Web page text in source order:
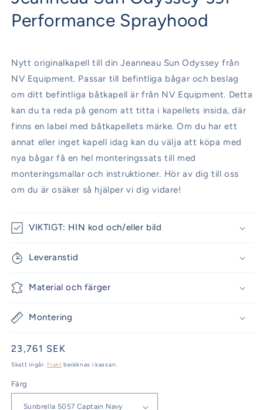
Performance Sprayhood
Nytt originalkapell till din Jeanneau Sun Odyssey från
NV Equipment. Passar till befintliga bågar och beslag
om ditt befintliga båtkapell är från NV Equipment. Detta
kan du ta reda på genom att titta i kapellets insida, där
finns en label med båtkapellets märke. Om du har ett
annat eller inget kapell idag kan du välja att köpa med
nya bågar få en hel monteringssats till med
monteringsmallar och instruktioner. Hör av dig till oss
om du är osäker så hjälper vi dig vidare!
VIKTIGT: HIN kod och/eller bild
Leveranstid
Material och färger
Montering
Ordinarie
pris
23,761 SEK
Skatt ingår. Frakt beräknas i kassan.
Färg